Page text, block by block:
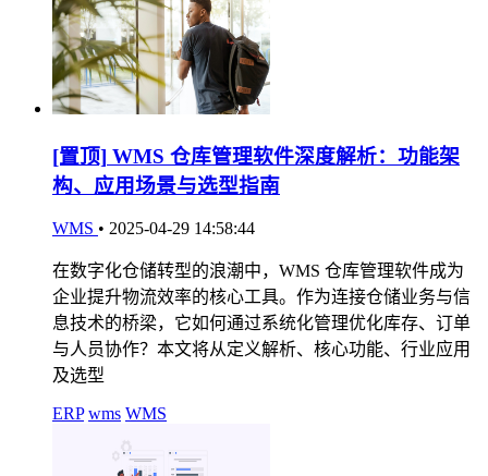
[置顶] WMS 仓库管理软件深度解析：功能架
构、应用场景与选型指南
WMS • 2025-04-29 14:58:44
在数字化仓储转型的浪潮中，WMS 仓库管理软件成为
企业提升物流效率的核心工具。作为连接仓储业务与信
息技术的桥梁，它如何通过系统化管理优化库存、订单
与人员协作？本文将从定义解析、核心功能、行业应用
及选型
ERP wms WMS